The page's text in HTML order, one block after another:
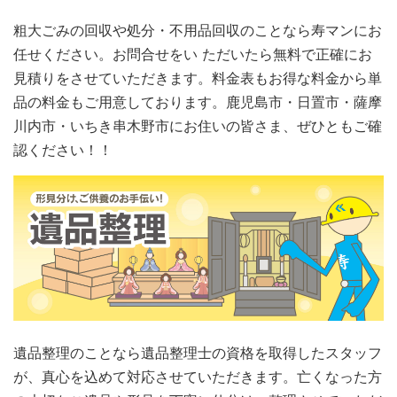
粗大ごみの回収や処分・不用品回収のことなら寿マンにお
任せください。お問合せをい ただいたら無料で正確にお
見積りをさせていただきます。料金表もお得な料金から単
品の料金もご用意しております。鹿児島市・日置市・薩摩
川内市・いちき串木野市にお住いの皆さま、ぜひともご確
認ください！！
遺品整理のことなら遺品整理士の資格を取得したスタッフ
が、真心を込めて対応させていただきます。亡くなった方